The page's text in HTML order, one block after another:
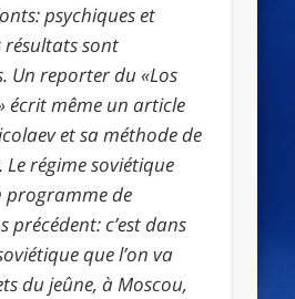
psychiques et
résultats sont
Un reporter du «Los
écrit même un article
et sa méthode de
régime soviétique
programme de
précédent: c’est dans
que l’on va
du jeûne, à Moscou,